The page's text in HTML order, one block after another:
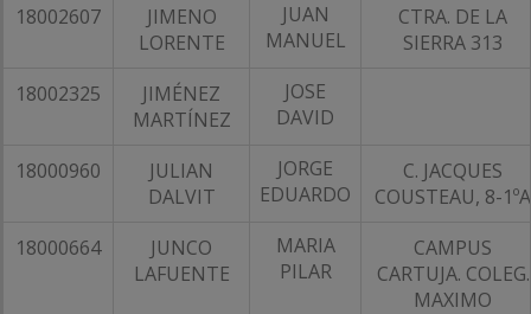
18002607
JIMENO
LORENTE
JUAN
MANUEL
CTRA. DE LA
SIERRA 313
18002325
JIMÉNEZ
MARTÍNEZ
JOSE
DAVID
18000960
JULIAN
DALVIT
JORGE
EDUARDO
C. JACQUES
COUSTEAU, 8-1ºA
18000664
JUNCO
LAFUENTE
MARIA
PILAR
CAMPUS
CARTUJA. COLEG.
MAXIMO